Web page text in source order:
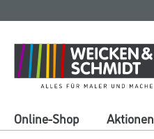
springen
springen
Online-Shop Aktionen